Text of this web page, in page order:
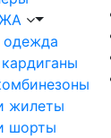
одежда
жилеты
шорты